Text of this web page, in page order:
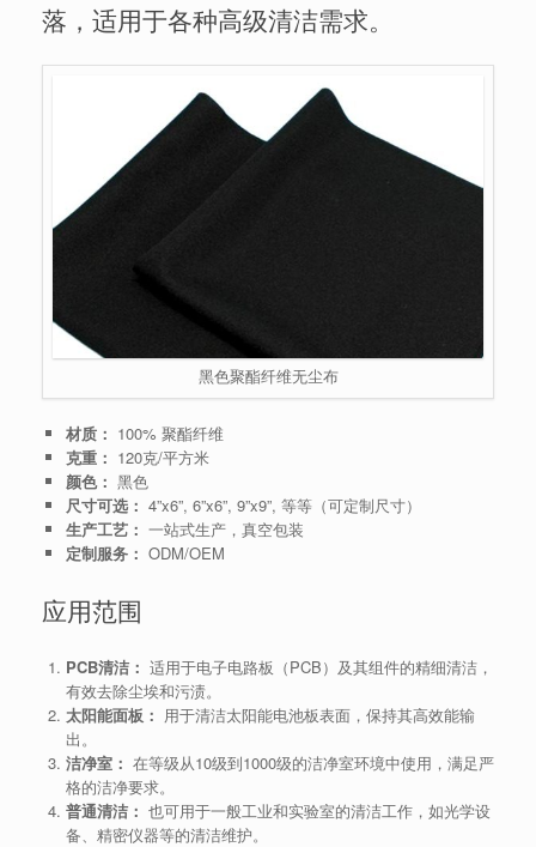
落，适用于各种高级清洁需求。
黑色聚酯纤维无尘布
材质： 100% 聚酯纤维
克重： 120克/平方米
颜色： 黑色
尺寸可选： 4”x6”, 6”x6”, 9”x9”, 等等（可定制尺寸）
生产工艺： 一站式生产，真空包装
定制服务： ODM/OEM
应用范围
PCB清洁： 适用于电子电路板（PCB）及其组件的精细清洁，
有效去除尘埃和污渍。
太阳能面板： 用于清洁太阳能电池板表面，保持其高效能输
出。
洁净室： 在等级从10级到1000级的洁净室环境中使用，满足严
格的洁净要求。
普通清洁： 也可用于一般工业和实验室的清洁工作，如光学设
备、精密仪器等的清洁维护。